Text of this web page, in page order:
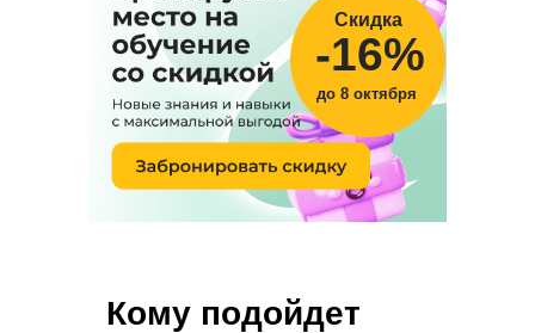
Скидка
до 8 октября
-16%
Кому подойдет